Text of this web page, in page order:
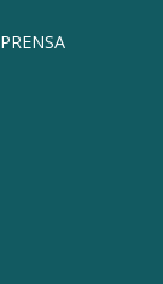
PRENSA